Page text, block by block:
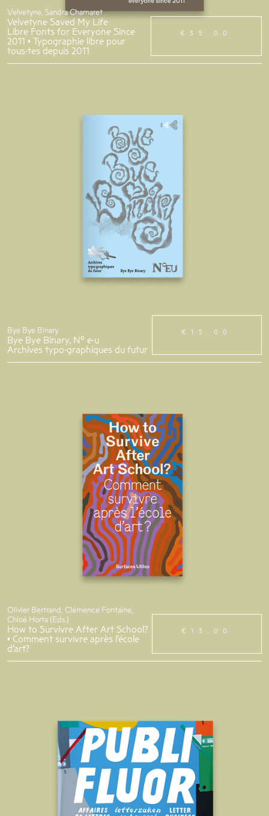
Velvetyne, Sandra Chamaret
Velvetyne Saved My Life
Libre Fonts for Everyone Since
2011 • Typographie libre pour
tous·tes depuis 2011
€35.00
Bye Bye Binary
Bye Bye Binary, N° e·u
Archives typo·graphiques du futur
€15.00
Olivier Bertrand, Clémence Fontaine,
Chloé Horta (Eds.)
How to Survivre After Art School?
• Comment survivre après l'école
d'art?
€13.00